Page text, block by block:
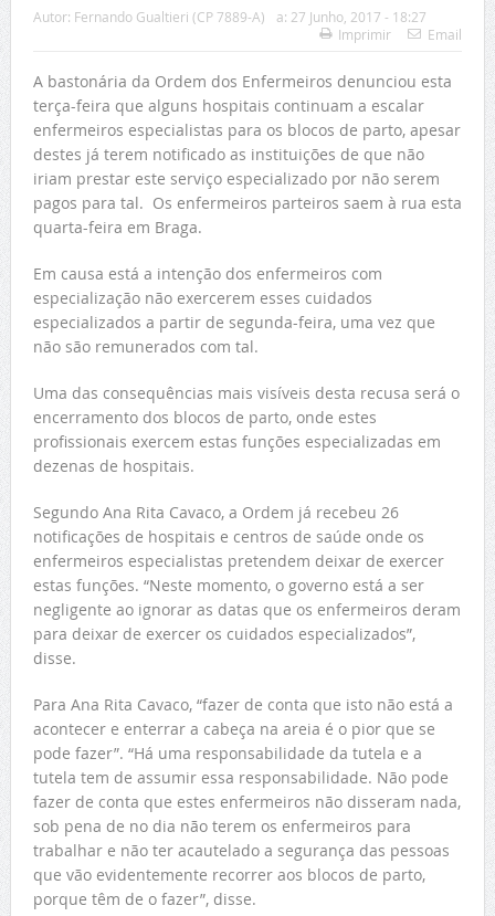
Autor: Fernando Gualtieri (CP 7889-A) a: 27 Junho, 2017 - 18:27
Imprimir
Email
A bastonária da Ordem dos Enfermeiros denunciou esta
terça-feira que alguns hospitais continuam a escalar
enfermeiros especialistas para os blocos de parto, apesar
destes já terem notificado as instituições de que não
iriam prestar este serviço especializado por não serem
pagos para tal. Os enfermeiros parteiros saem à rua esta
quarta-feira em Braga.
Em causa está a intenção dos enfermeiros com
especialização não exercerem esses cuidados
especializados a partir de segunda-feira, uma vez que
não são remunerados com tal.
Uma das consequências mais visíveis desta recusa será o
encerramento dos blocos de parto, onde estes
profissionais exercem estas funções especializadas em
dezenas de hospitais.
Segundo Ana Rita Cavaco, a Ordem já recebeu 26
notificações de hospitais e centros de saúde onde os
enfermeiros especialistas pretendem deixar de exercer
estas funções. “Neste momento, o governo está a ser
negligente ao ignorar as datas que os enfermeiros deram
para deixar de exercer os cuidados especializados”,
disse.
Para Ana Rita Cavaco, “fazer de conta que isto não está a
acontecer e enterrar a cabeça na areia é o pior que se
pode fazer”. “Há uma responsabilidade da tutela e a
tutela tem de assumir essa responsabilidade. Não pode
fazer de conta que estes enfermeiros não disseram nada,
sob pena de no dia não terem os enfermeiros para
trabalhar e não ter acautelado a segurança das pessoas
que vão evidentemente recorrer aos blocos de parto,
porque têm de o fazer”, disse.